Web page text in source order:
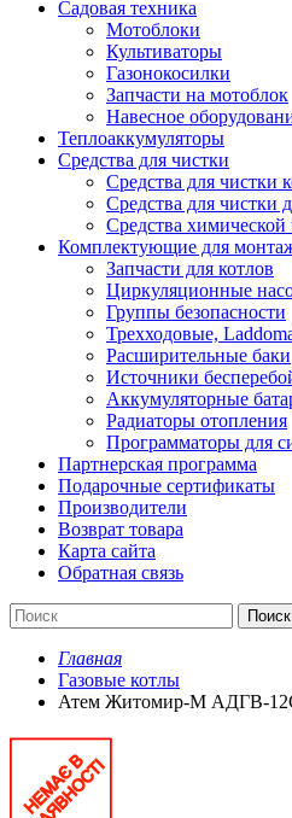
Садовая техника
Мотоблоки
Культиваторы
Газонокосилки
Запчасти на мотоблок
Навесное
Теплоаккумуляторы
Средства для чистки
Средства для чистки
Средства для чистки
Средства химической
Комплектующие для
Запчасти для котлов
Циркуляционные
Группы безопасности
Трехходовые,
Расширительные баки
Источники
Аккумуляторные
Радиаторы отопления
Программаторы для
Партнерская программа
Подарочные сертификаты
Производители
Возврат товара
Карта сайта
Обратная связь
Поиск
Главная
Газовые котлы
Атем Житомир-М АДГВ-